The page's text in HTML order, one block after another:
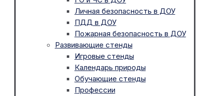
Личная безопасность в ДОУ
ПДД в ДОУ
Пожарная безопасность в ДОУ
Развивающие стенды
Игровые стенды
Календарь природы
Обучающие стенды
Профессии